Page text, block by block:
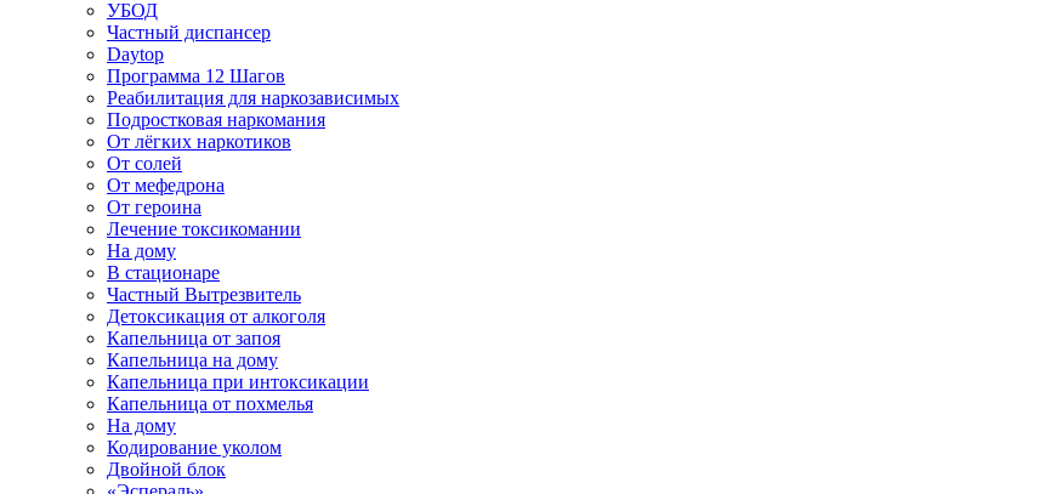
УБОД
Частный диспансер
Daytop
Программа 12 Шагов
Реабилитация для наркозависимых
Подростковая наркомания
От лёгких наркотиков
От солей
От мефедрона
От героина
Лечение токсикомании
На дому
В стационаре
Частный Вытрезвитель
Детоксикация от алкоголя
Капельница от запоя
Капельница на дому
Капельница при интоксикации
Капельница от похмелья
На дому
Кодирование уколом
Двойной блок